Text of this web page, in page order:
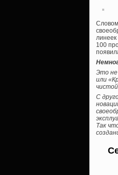
100
Это не
или
С
Так